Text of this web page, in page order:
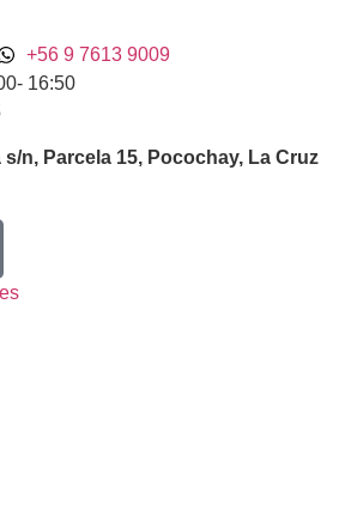
+56 9 7613 9009
16:50
n, Parcela 15, Pocochay, La Cruz